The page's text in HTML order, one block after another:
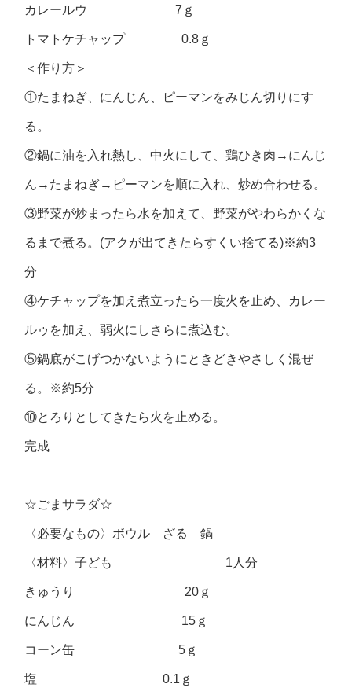
カレールウ 7ｇ
トマトケチャップ 0.8ｇ
＜作り方＞
①たまねぎ、にんじん、ピーマンをみじん切りにす
る。
②鍋に油を入れ熱し、中火にして、鶏ひき肉→にんじ
ん→たまねぎ→ピーマンを順に入れ、炒め合わせる。
③野菜が炒まったら水を加えて、野菜がやわらかくな
るまで煮る。(アクが出てきたらすくい捨てる)※約3
分
④ケチャップを加え煮立ったら一度火を止め、カレー
ルゥを加え、弱火にしさらに煮込む。
⑤鍋底がこげつかないようにときどきやさしく混ぜ
る。※約5分
⑩とろりとしてきたら火を止める。
完成
☆ごまサラダ☆
〈必要なもの〉ボウル ざる 鍋
〈材料〉子ども 1人分
きゅうり 20ｇ
にんじん 15ｇ
コーン缶 5ｇ
塩 0.1ｇ